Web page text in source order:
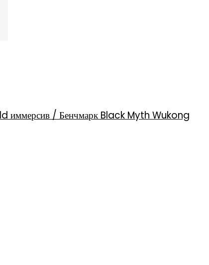
/ Бенчмарк Black Myth Wukong